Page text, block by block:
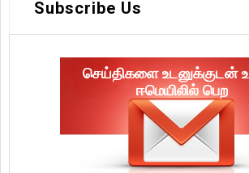
Subscribe Us
செய்திகளை உடனுக்குடன்
ஈமெயிலில் பெற